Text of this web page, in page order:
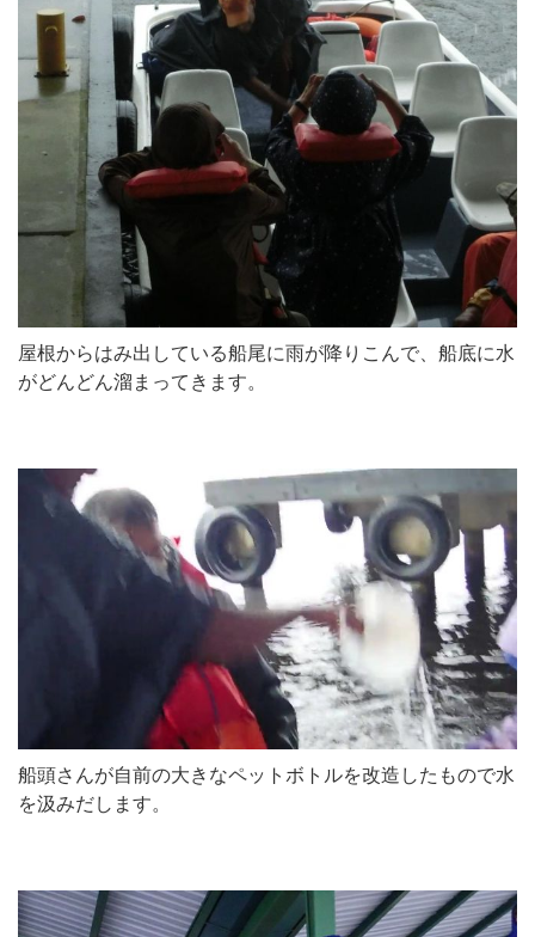
屋根からはみ出している船尾に雨が降りこんで、船底に水
がどんどん溜まってきます。
船頭さんが自前の大きなペットボトルを改造したもので水
を汲みだします。